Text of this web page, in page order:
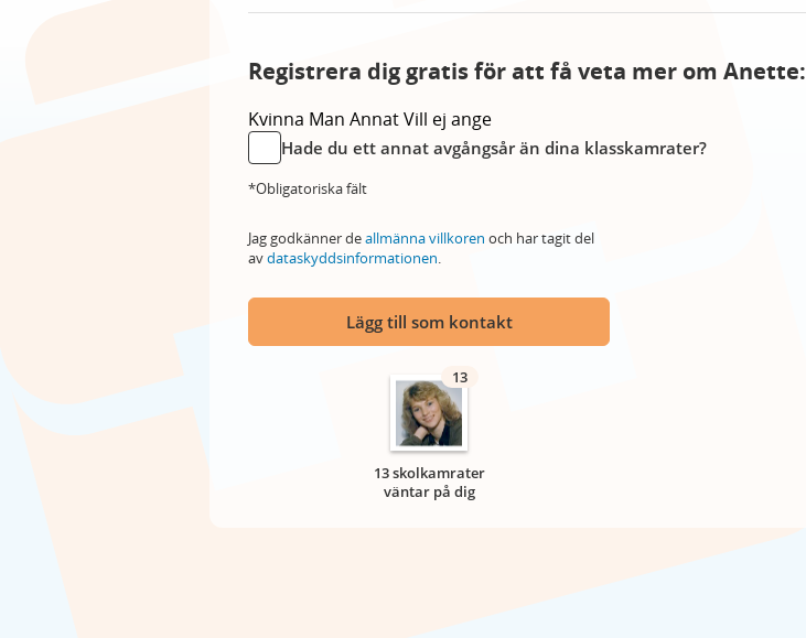
Registrera dig gratis för att få veta mer om Anette:
Kvinna Man AnnatVill ej ange
Hade du ett annat avgångsår än dina klasskamrater?
*Obligatoriska fält
Jag godkänner deallmänna villkoren och har tagit del
avdataskyddsinformationen.
Lägg till som kontakt
13
13 skolkamrater
väntar på dig